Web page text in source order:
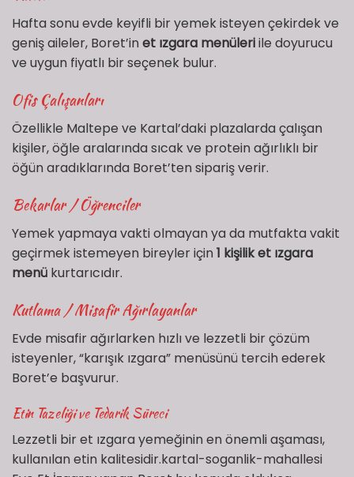
Hafta sonu evde keyifli bir yemek isteyen çekirdek ve
geniş aileler, Boret’in et ızgara menüleriile doyurucu
ve uygun fiyatlı bir seçenek bulur.
‍Ofis Çalışanları
Özellikle Maltepe ve Kartal’daki plazalarda çalışan
kişiler, öğle aralarında sıcak ve protein ağırlıklı bir
öğün aradıklarında Boret’ten sipariş verir.
Bekarlar / Öğrenciler
Yemek yapmaya vakti olmayan ya da mutfakta vakit
geçirmek istemeyen bireyler için 1 kişilik et ızgara
menü kurtarıcıdır.
Kutlama / Misafir Ağırlayanlar
Evde misafir ağırlarken hızlı ve lezzetli bir çözüm
isteyenler, “karışık ızgara” menüsünü tercih ederek
Boret’e başvurur.
Etin Tazeliği ve Tedarik Süreci
Lezzetli bir et ızgara yemeğinin en önemli aşaması,
kullanılan etin kalitesidir.kartal-soganlik-mahallesi